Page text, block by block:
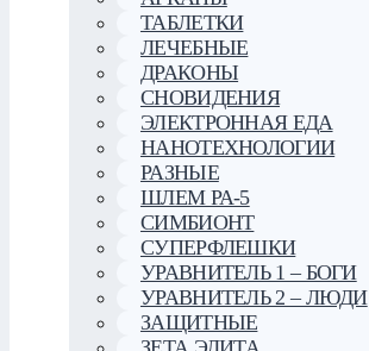
ТАБЛЕТКИ
ЛЕЧЕБНЫЕ
ДРАКОНЫ
СНОВИДЕНИЯ
ЭЛЕКТРОННАЯ ЕДА
НАНОТЕХНОЛОГИИ
РАЗНЫЕ
ШЛЕМ РА-5
СИМБИОНТ
СУПЕРФЛЕШКИ
УРАВНИТЕЛЬ 1 – БОГИ
УРАВНИТЕЛЬ 2 – ЛЮДИ
ЗАЩИТНЫЕ